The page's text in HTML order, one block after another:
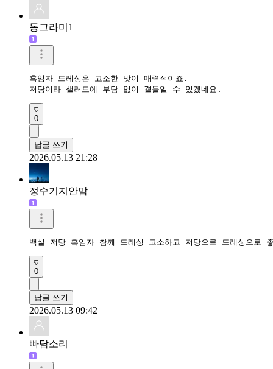
동그라미1
흑임자 드레싱은 고소한 맛이 매력적이죠.
저당이라 샐러드에 부담 없이 곁들일 수 있겠네요.
0
답글 쓰기
2026.05.13 21:28
정수기지안맘
백설 저당 흑임자 참깨 드레싱 고소하고 저당으로 드레싱으로
0
답글 쓰기
2026.05.13 09:42
빠담소리